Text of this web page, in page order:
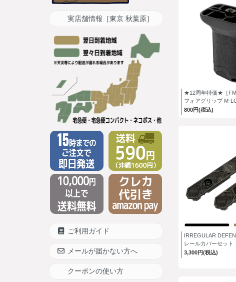
★12周年特価★［
フォアグリップ M-
800円(税込)
IRREGULAR
レールカバーセット
3,300円(税込)
実店舗情報［東京 秋葉原］
ご利用ガイド
メールが届かない方へ
クーポンの使い方